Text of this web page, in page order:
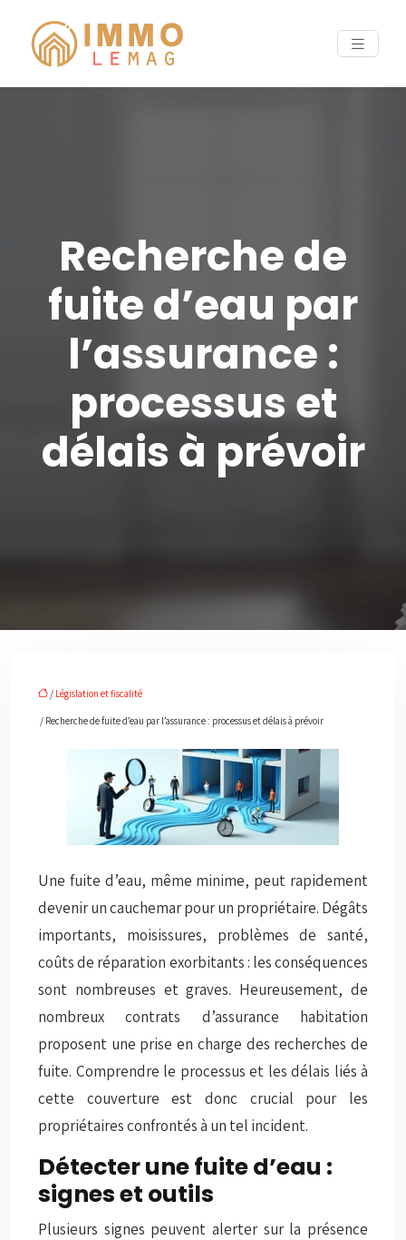
Recherche de
fuite d’eau par
l’assurance :
processus et
délais à prévoir
/ Législation et fiscalité
/ Recherche de fuite d’eau par l’assurance : processus et délais à prévoir
Une fuite d’eau, même minime, peut rapidement
devenir un cauchemar pour un propriétaire. Dégâts
importants, moisissures, problèmes de santé,
coûts de réparation exorbitants : les conséquences
sont nombreuses et graves. Heureusement, de
nombreux contrats d’assurance habitation
proposent une prise en charge des recherches de
fuite. Comprendre le processus et les délais liés à
cette couverture est donc crucial pour les
propriétaires confrontés à un tel incident.
Détecter une fuite d’eau :
signes et outils
Plusieurs signes peuvent alerter sur la présence